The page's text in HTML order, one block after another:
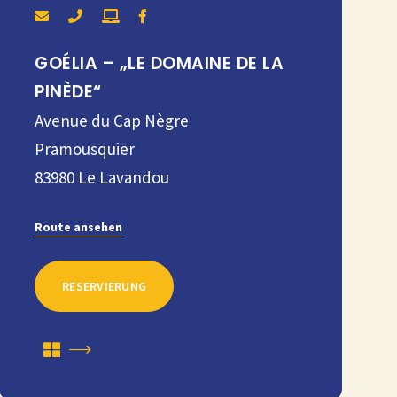
GOÉLIA – „LE DOMAINE DE LA
PINÈDE“
Avenue du Cap Nègre
Pramousquier
83980 Le Lavandou
Route ansehen
RESERVIERUNG